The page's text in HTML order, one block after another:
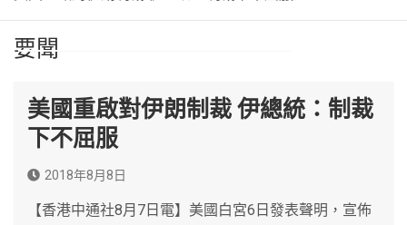
要聞
美國重啟對伊朗制裁 伊總統：制裁
下不屈服
2018年8月8日
【香港中通社8月7日電】美國白宮6日發表聲明，宣佈